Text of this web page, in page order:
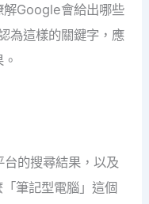
解Google會給出哪些
為這樣的關鍵字，應
的搜尋結果，以及
筆記型電腦」這個